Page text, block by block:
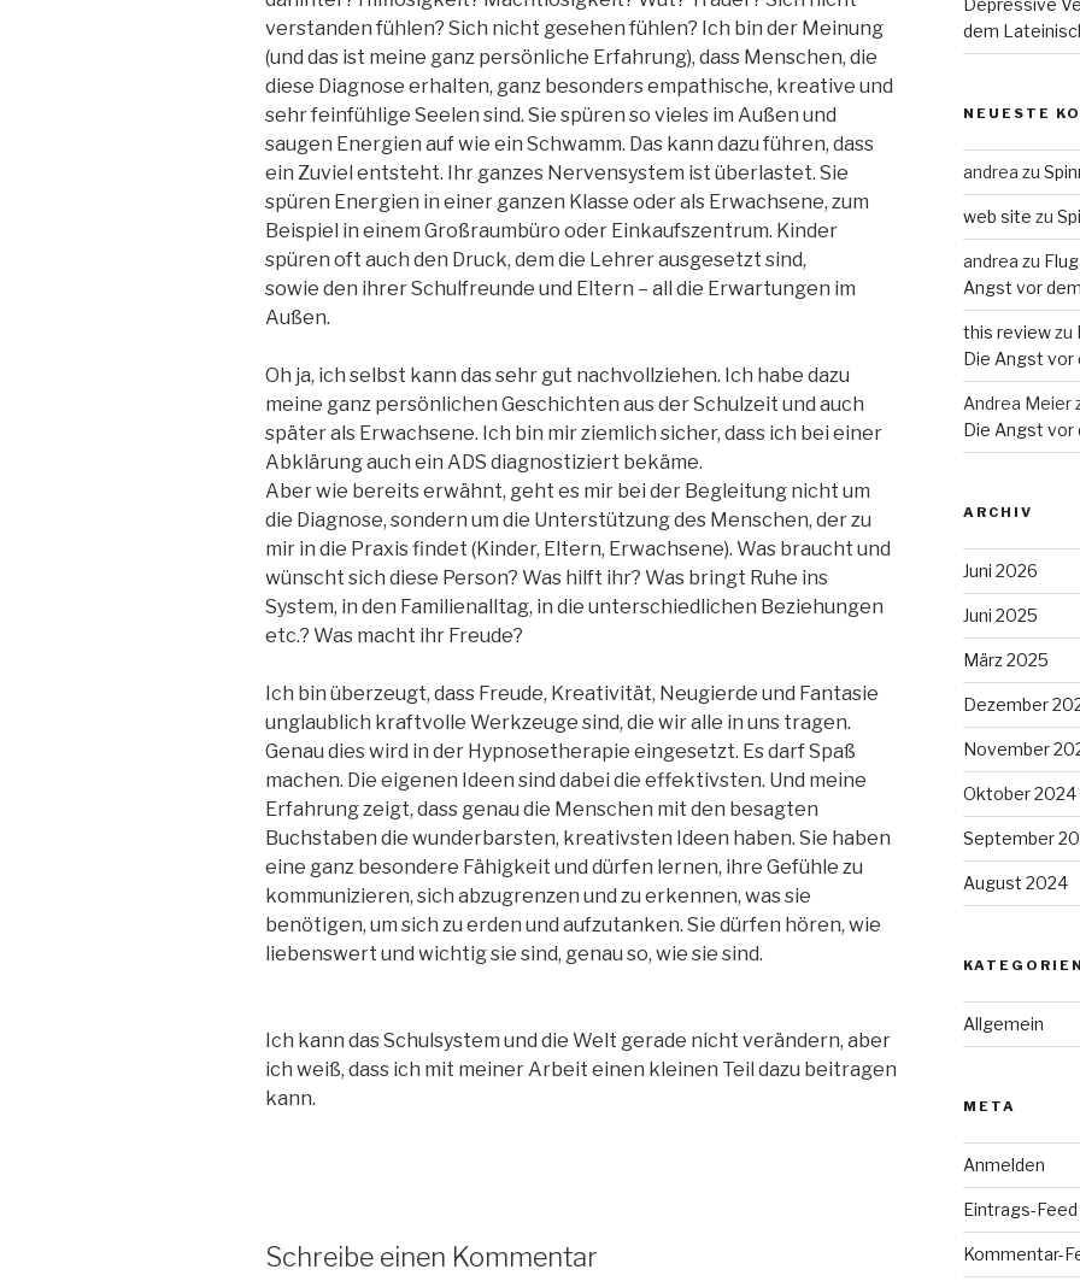
verstanden fühlen? Sich nicht gesehen fühlen? Ich bin der Meinung
(und das ist meine ganz persönliche Erfahrung), dass Menschen, die
diese Diagnose erhalten, ganz besonders empathische, kreative und
sehr feinfühlige Seelen sind. Sie spüren so vieles im Außen und
saugen Energien auf wie ein Schwamm. Das kann dazu führen, dass
ein Zuviel entsteht. Ihr ganzes Nervensystem ist überlastet. Sie
spüren Energien in einer ganzen Klasse oder als Erwachsene, zum
Beispiel in einem Großraumbüro oder Einkaufszentrum. Kinder
spüren oft auch den Druck, dem die Lehrer ausgesetzt sind,
sowie den ihrer Schulfreunde und Eltern – all die Erwartungen im
Außen.
Oh ja, ich selbst kann das sehr gut nachvollziehen. Ich habe dazu
meine ganz persönlichen Geschichten aus der Schulzeit und auch
später als Erwachsene. Ich bin mir ziemlich sicher, dass ich bei einer
Abklärung auch ein ADS diagnostiziert bekäme.
Aber wie bereits erwähnt, geht es mir bei der Begleitung nicht um
die Diagnose, sondern um die Unterstützung des Menschen, der zu
mir in die Praxis findet (Kinder, Eltern, Erwachsene). Was braucht und
wünscht sich diese Person? Was hilft ihr? Was bringt Ruhe ins
System, in den Familienalltag, in die unterschiedlichen Beziehungen
etc.? Was macht ihr Freude?
Ich bin überzeugt, dass Freude, Kreativität, Neugierde und Fantasie
unglaublich kraftvolle Werkzeuge sind, die wir alle in uns tragen.
Genau dies wird in der Hypnosetherapie eingesetzt. Es darf Spaß
machen. Die eigenen Ideen sind dabei die effektivsten. Und meine
Erfahrung zeigt, dass genau die Menschen mit den besagten
Buchstaben die wunderbarsten, kreativsten Ideen haben. Sie haben
eine ganz besondere Fähigkeit und dürfen lernen, ihre Gefühle zu
kommunizieren, sich abzugrenzen und zu erkennen, was sie
benötigen, um sich zu erden und aufzutanken. Sie dürfen hören, wie
liebenswert und wichtig sie sind, genau so, wie sie sind.
Ich kann das Schulsystem und die Welt gerade nicht verändern, aber
ich weiß, dass ich mit meiner Arbeit einen kleinen Teil dazu beitragen
kann.
Schreibe einen Kommentar
Depressive
dem
NEUESTE
andrea zu
web site zu
andrea zu
Angst vor
this reviewzu
Die Angst vor
Andrea Meier
Die Angst vor
ARCHIV
Juni 2026
Juni 2025
März 2025
Dezember
November
Oktober 2024
September
August 2024
KATEGORIEN
Allgemein
META
Anmelden
Eintrags-Feed
Kommentar-